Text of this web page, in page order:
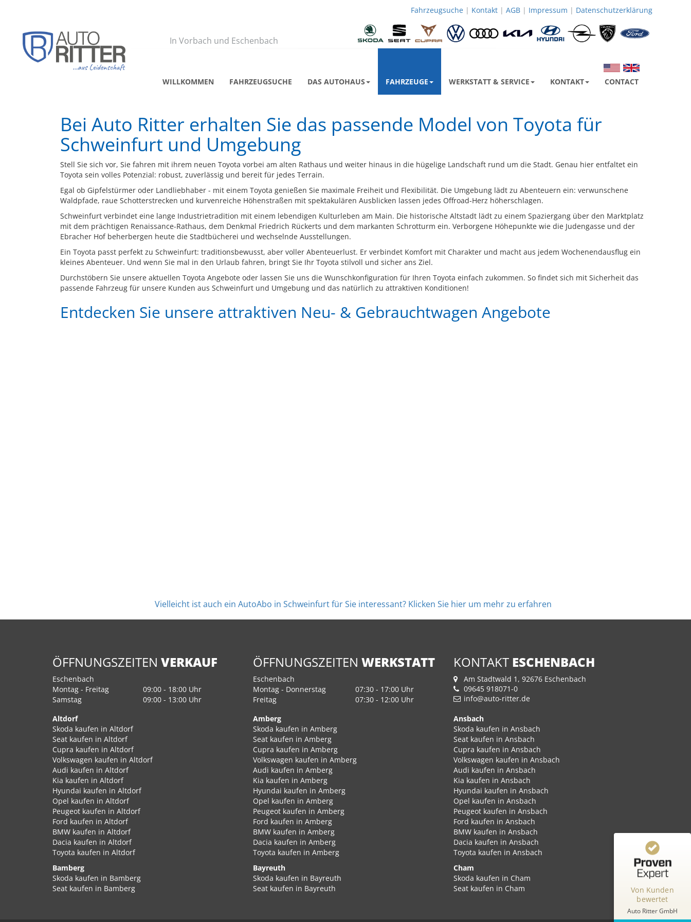
Fahrzeugsuche | Kontakt | AGB | Impressum | Datenschutzerklärung
In Vorbach und Eschenbach
WILLKOMMEN FAHRZEUGSUCHE DAS AUTOHAUS FAHRZEUGE WERKSTATT & SERVICE KONTAKT CONTACT
Weiter
biegen Sie richtigab!
Bei Auto Ritter erhalten Sie das passende Model von Toyota für
Schweinfurt und Umgebung
Stell Sie sich vor, Sie fahren mit ihrem neuen Toyota vorbei am alten Rathaus und weiter hinaus in die hügelige Landschaft rund um die Stadt. Genau hier entfaltet ein
Toyota sein volles Potenzial: robust, zuverlässig und bereit für jedes Terrain.
Egal ob Gipfelstürmer oder Landliebhaber - mit einem Toyota genießen Sie maximale Freiheit und Flexibilität. Die Umgebung lädt zu Abenteuern ein: verwunschene
Waldpfade, raue Schotterstrecken und kurvenreiche Höhenstraßen mit spektakulären Ausblicken lassen jedes Offroad-Herz höherschlagen.
Schweinfurt verbindet eine lange Industrietradition mit einem lebendigen Kulturleben am Main. Die historische Altstadt lädt zu einem Spaziergang über den Marktplatz
mit dem prächtigen Renaissance-Rathaus, dem Denkmal Friedrich Rückerts und dem markanten Schrotturm ein. Verborgene Höhepunkte wie die Judengasse und der
Ebracher Hof beherbergen heute die Stadtbücherei und wechselnde Ausstellungen.
Ein Toyota passt perfekt zu Schweinfurt: traditionsbewusst, aber voller Abenteuerlust. Er verbindet Komfort mit Charakter und macht aus jedem Wochenendausflug ein
kleines Abenteuer. Und wenn Sie mal in den Urlaub fahren, bringt Sie Ihr Toyota stilvoll und sicher ans Ziel.
Durchstöbern Sie unsere aktuellen Toyota Angebote oder lassen Sie uns die Wunschkonfiguration für Ihren Toyota einfach zukommen. So findet sich mit Sicherheit das
passende Fahrzeug für unsere Kunden aus Schweinfurt und Umgebung und das natürlich zu attraktiven Konditionen!
Entdecken Sie unsere attraktiven Neu- & Gebrauchtwagen Angebote
Vielleicht ist auch ein AutoAbo in Schweinfurt für Sie interessant? Klicken Sie hier um mehr zu erfahren
ÖFFNUNGSZEITEN VERKAUF
Eschenbach
Montag - Freitag
09:00 - 18:00 Uhr
Samstag
09:00 - 13:00 Uhr
ÖFFNUNGSZEITEN WERKSTATT
Eschenbach
Montag - Donnerstag
07:30 - 17:00 Uhr
Freitag
07:30 - 12:00 Uhr
KONTAKT ESCHENBACH
Am Stadtwald 1, 92676 Eschenbach
09645 918071-0
info@auto-ritter.de
Altdorf
Skoda kaufen in Altdorf
Seat kaufen in Altdorf
Cupra kaufen in Altdorf
Volkswagen kaufen in Altdorf
Audi kaufen in Altdorf
Kia kaufen in Altdorf
Hyundai kaufen in Altdorf
Opel kaufen in Altdorf
Peugeot kaufen in Altdorf
Ford kaufen in Altdorf
BMW kaufen in Altdorf
Dacia kaufen in Altdorf
Toyota kaufen in Altdorf
Amberg
Skoda kaufen in Amberg
Seat kaufen in Amberg
Cupra kaufen in Amberg
Volkswagen kaufen in Amberg
Audi kaufen in Amberg
Kia kaufen in Amberg
Hyundai kaufen in Amberg
Opel kaufen in Amberg
Peugeot kaufen in Amberg
Ford kaufen in Amberg
BMW kaufen in Amberg
Dacia kaufen in Amberg
Toyota kaufen in Amberg
Ansbach
Skoda kaufen in Ansbach
Seat kaufen in Ansbach
Cupra kaufen in Ansbach
Volkswagen kaufen in Ansbach
Audi kaufen in Ansbach
Kia kaufen in Ansbach
Hyundai kaufen in Ansbach
Opel kaufen in Ansbach
Peugeot kaufen in Ansbach
Ford kaufen in Ansbach
BMW kaufen in Ansbach
Dacia kaufen in Ansbach
Toyota kaufen in Ansbach
Bamberg
Skoda kaufen in Bamberg
Seat kaufen in Bamberg
Bayreuth
Skoda kaufen in Bayreuth
Seat kaufen in Bayreuth
Cham
Skoda kaufen in Cham
Seat kaufen in Cham
Von Kunden
bewertet
Auto Ritter GmbH
2
Bewertungen auf
ProvenExpert.com
Blick aufs ProvenExpert-Profil werfen
Robert K.
4,77